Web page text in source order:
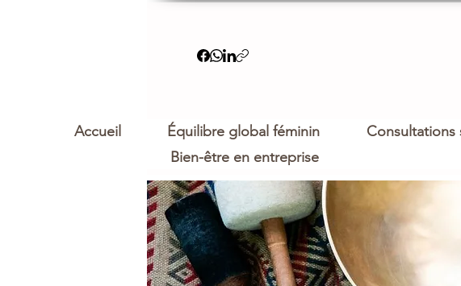
Accueil Équilibre global féminin Consultations
Bien-être en entreprise